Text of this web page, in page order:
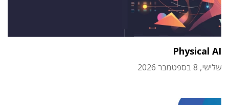
Physical AI
שלישי, 8 בספטמבר 2026